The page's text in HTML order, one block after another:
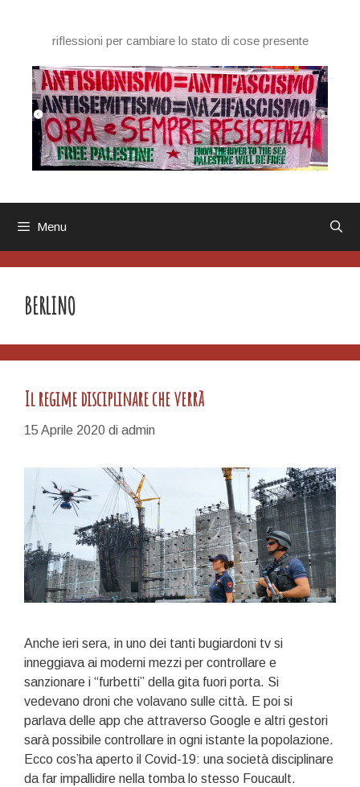
contenutoriflessioni per cambiare lo stato di cose presente
Menu
BERLINO
Il regime disciplinare che verrà
15 Aprile 2020 di admin
Anche ieri sera, in uno dei tanti bugiardoni tv si
inneggiava ai moderni mezzi per controllare e
sanzionare i “furbetti” della gita fuori porta. Si
vedevano droni che volavano sulle città. E poi si
parlava delle app che attraverso Google e altri gestori
sarà possibile controllare in ogni istante la popolazione.
Ecco cos’ha aperto il Covid-19: una società disciplinare
da far impallidire nella tomba lo stesso Foucault.